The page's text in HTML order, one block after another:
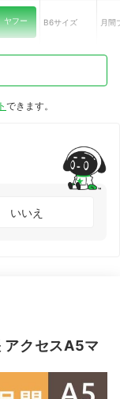
ヤフー B6サイズ 月間
できます。
いいえ
クセスA5マ